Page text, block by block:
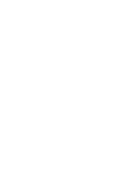
privatlivspolitikken